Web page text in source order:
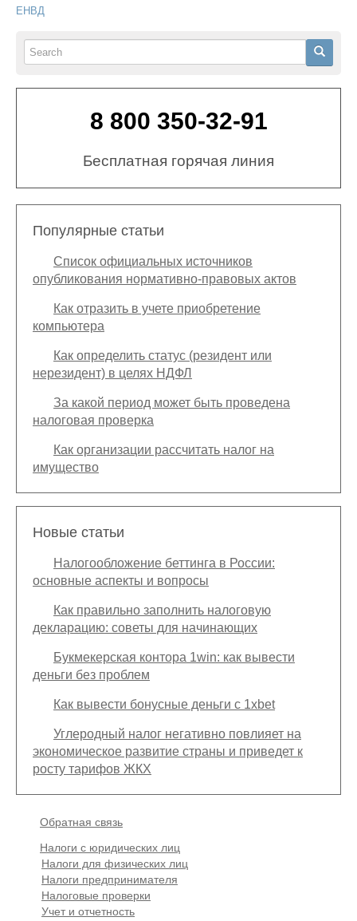
ЕНВД
Search Search
8 800 350-32-91
Бесплатная горячая линия
Популярные статьи
Список официальных источников
опубликования нормативно-правовых актов
Как отразить в учете приобретение
компьютера
Как определить статус (резидент или
нерезидент) в целях НДФЛ
За какой период может быть проведена
налоговая проверка
Как организации рассчитать налог на
имущество
Новые статьи
Налогообложение беттинга в России:
основные аспекты и вопросы
Как правильно заполнить налоговую
декларацию: советы для начинающих
Букмекерская контора 1win: как вывести
деньги без проблем
Как вывести бонусные деньги с 1xbet
Углеродный налог негативно повлияет на
экономическое развитие страны и приведет к
росту тарифов ЖКХ
Подвал
Обратная связь
Основная
навигация
подвале)
Налоги с юридических лиц
Налоги для физических лиц
Налоги предпринимателя
Налоговые проверки
Учет и отчетность